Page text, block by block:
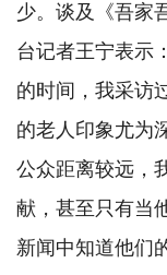
少。谈及《吾家
台记者王宁表示
的时间，我采访
的老人印象尤为
公众距离较远，
献，甚至只有当
新闻中知道他们